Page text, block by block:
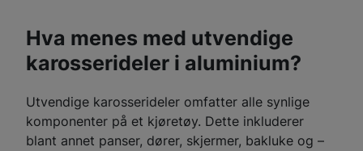
Hva menes med utvendige
karosserideler i aluminium?
Utvendige karosserideler omfatter alle synlige
komponenter på et kjøretøy. Dette inkluderer
blant annet panser, dører, skjermer, bakluke og –